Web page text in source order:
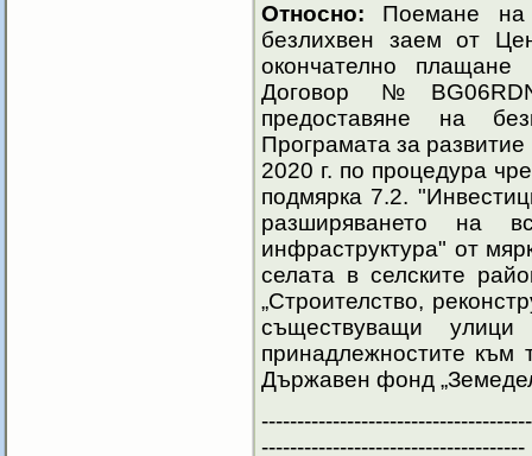
Относно: Поемане на
безлихвен заем от
окончателно
Договор
предоставяне на
Програмата за
2020 г. по процедура
подмярка 7.2.
разширяването на
инфраструктура" от
селата в селските
„Строителство,
съществуващи
принадлежностите
Държавен фонд
-------------------------------------